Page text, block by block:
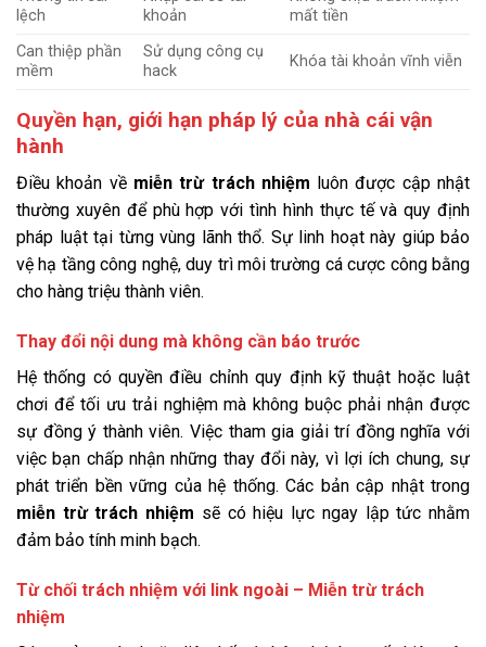
lệch
khoản
mất tiền
Can thiệp phần
mềm
Sử dụng công cụ
hack
Khóa tài khoản vĩnh viễn
Quyền hạn, giới hạn pháp lý của nhà cái vận
hành
Điều khoản về miễn trừ trách nhiệm luôn được cập nhật
thường xuyên để phù hợp với tình hình thực tế và quy định
pháp luật tại từng vùng lãnh thổ. Sự linh hoạt này giúp bảo
vệ hạ tầng công nghệ, duy trì môi trường cá cược công bằng
cho hàng triệu thành viên.
Thay đổi nội dung mà không cần báo trước
Hệ thống có quyền điều chỉnh quy định kỹ thuật hoặc luật
chơi để tối ưu trải nghiệm mà không buộc phải nhận được
sự đồng ý thành viên. Việc tham gia giải trí đồng nghĩa với
việc bạn chấp nhận những thay đổi này, vì lợi ích chung, sự
phát triển bền vững của hệ thống. Các bản cập nhật trong
miễn trừ trách nhiệm sẽ có hiệu lực ngay lập tức nhằm
đảm bảo tính minh bạch.
Từ chối trách nhiệm với link ngoài – Miễn trừ trách
nhiệm